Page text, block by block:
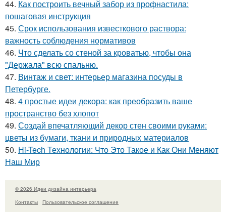
44. Как построить вечный забор из профнастила:
пошаговая инструкция
45. Срок использования известкового раствора:
важность соблюдения нормативов
46. Что сделать со стеной за кроватью, чтобы она
"Держала" всю спальню.
47. Винтаж и свет: интерьер магазина посуды в
Петербурге.
48. 4 простые идеи декора: как преобразить ваше
пространство без хлопот
49. Создай впечатляющий декор стен своими руками:
цветы из бумаги, ткани и природных материалов
50. Hi-Tech Технологии: Что Это Такое и Как Они Меняют
Наш Мир
© 2026 Идеи дизайна интерьера
Контакты
Пользовательское соглашение